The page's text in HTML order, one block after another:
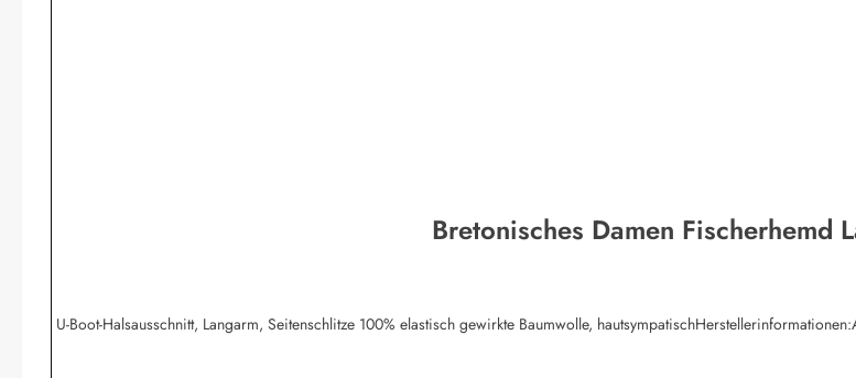
Bretonisches Damen Fischerhemd
U-Boot-Halsausschnitt, Langarm, Seitenschlitze 100% elastisch gewirkte Baumwolle,